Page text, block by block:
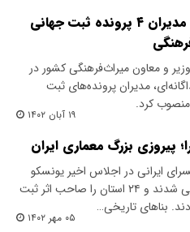
انتصاب مدیران ۴ پرونده ثبت جهانی
و معاون میراث‌فرهنگی کشور در
مدیران پرونده‌های ثبت
کرد.
۱۹ آبان ۱۴۰۲
پیروزی بزرگ معماری ایران
ایرانی در اجلاس اخیر یونسکو
ثبت جهانی شدند و ۲۴ استان را صاحب اثر ثبت
بناهای تاریخی…
۰۵ مهر ۱۴۰۲